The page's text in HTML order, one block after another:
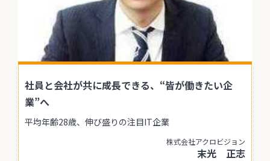
社員と会社が共に成長できる、“皆が働きたい企
業”へ
平均年齢28歳、伸び盛りの注目IT企業
株式会社アクロビジョン
末光 正志